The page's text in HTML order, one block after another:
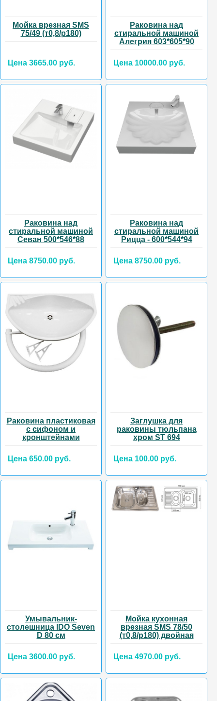
Мойка врезная SMS
75/49 (т0,8/р180)
Цена 3665.00 руб.
Раковина над
стиральной машиной
Алегрия 603*605*90
Цена 10000.00 руб.
Раковина над
стиральной машиной
Севан 500*546*88
Цена 8750.00 руб.
Раковина над
стиральной машиной
Рицца - 600*544*94
Цена 8750.00 руб.
Раковина пластиковая
с сифоном и
кронштейнами
Цена 650.00 руб.
Заглушка для
раковины тюльпана
хром ST 694
Цена 100.00 руб.
Умывальник-
столешница IDO Seven
D 80 см
Цена 3600.00 руб.
Мойка кухонная
врезная SMS 78/50
(т0,8/р180) двойная
Цена 4970.00 руб.